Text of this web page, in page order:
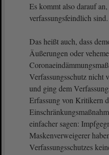
Es kommt also darauf
verfassungsfeindlich sind.
Das heißt auch, dass
Äußerungen oder
Verfassungsschutz nicht
und ging dem
Erfassung von Kritikern
einfacher sagen:
Maskenverweigerer
Verfassungsschutzes